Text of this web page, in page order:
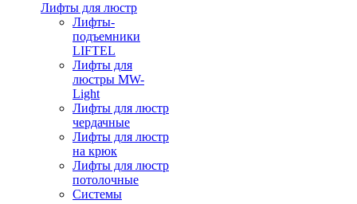
Лифты для люстр
Лифты-
подъемники
LIFTEL
Лифты для
люстры MW-
Light
Лифты для люстр
чердачные
Лифты для люстр
на крюк
Лифты для люстр
потолочные
Системы